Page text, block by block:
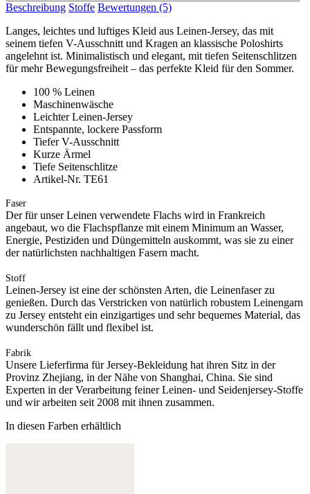
Beschreibung Stoffe Bewertungen (5)
Langes, leichtes und luftiges Kleid aus Leinen-Jersey, das mit
seinem tiefen V-Ausschnitt und Kragen an klassische Poloshirts
angelehnt ist. Minimalistisch und elegant, mit tiefen Seitenschlitzen
für mehr Bewegungsfreiheit – das perfekte Kleid für den Sommer.
100 % Leinen
Maschinenwäsche
Leichter Leinen-Jersey
Entspannte, lockere Passform
Tiefer V-Ausschnitt
Kurze Ärmel
Tiefe Seitenschlitze
Artikel-Nr. TE61
Faser
Der für unser Leinen verwendete Flachs wird in Frankreich
angebaut, wo die Flachspflanze mit einem Minimum an Wasser,
Energie, Pestiziden und Düngemitteln auskommt, was sie zu einer
der natürlichsten nachhaltigen Fasern macht.
Stoff
Leinen-Jersey ist eine der schönsten Arten, die Leinenfaser zu
genießen. Durch das Verstricken von natürlich robustem Leinengarn
zu Jersey entsteht ein einzigartiges und sehr bequemes Material, das
wunderschön fällt und flexibel ist.
Fabrik
Unsere Lieferfirma für Jersey-Bekleidung hat ihren Sitz in der
Provinz Zhejiang, in der Nähe von Shanghai, China. Sie sind
Experten in der Verarbeitung feiner Leinen- und Seidenjersey-Stoffe
und wir arbeiten seit 2008 mit ihnen zusammen.
In diesen Farben erhältlich